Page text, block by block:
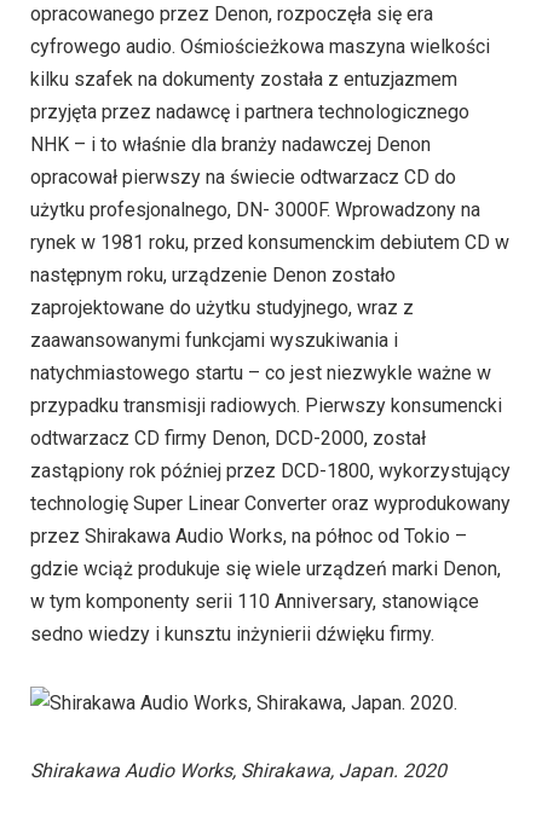
opracowanego przez Denon, rozpoczęła się era
cyfrowego audio. Ośmiościeżkowa maszyna wielkości
kilku szafek na dokumenty została z entuzjazmem
przyjęta przez nadawcę i partnera technologicznego
NHK – i to właśnie dla branży nadawczej Denon
opracował pierwszy na świecie odtwarzacz CD do
użytku profesjonalnego, DN- 3000F. Wprowadzony na
rynek w 1981 roku, przed konsumenckim debiutem CD w
następnym roku, urządzenie Denon zostało
zaprojektowane do użytku studyjnego, wraz z
zaawansowanymi funkcjami wyszukiwania i
natychmiastowego startu – co jest niezwykle ważne w
przypadku transmisji radiowych. Pierwszy konsumencki
odtwarzacz CD firmy Denon, DCD-2000, został
zastąpiony rok później przez DCD-1800, wykorzystujący
technologię Super Linear Converter oraz wyprodukowany
przez Shirakawa Audio Works, na północ od Tokio –
gdzie wciąż produkuje się wiele urządzeń marki Denon,
w tym komponenty serii 110 Anniversary, stanowiące
sedno wiedzy i kunsztu inżynierii dźwięku firmy.
Shirakawa Audio Works, Shirakawa, Japan. 2020